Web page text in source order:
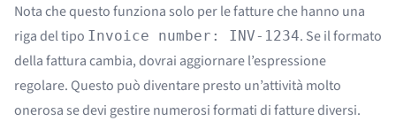
Nota che questo funziona solo per le fatture che hanno una
riga del tipo Invoice number: INV-1234. Se il formato
della fattura cambia, dovrai aggiornare l’espressione
regolare. Questo può diventare presto un’attività molto
onerosa se devi gestire numerosi formati di fatture diversi.